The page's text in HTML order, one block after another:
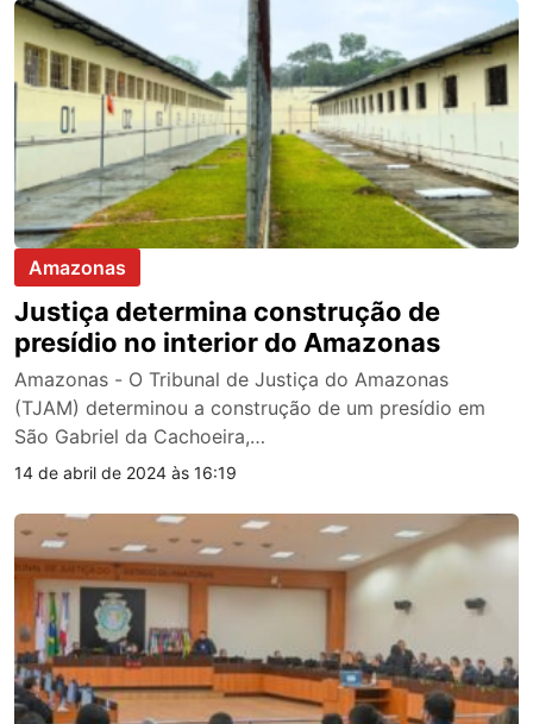
Amazonas
Justiça determina construção de
presídio no interior do Amazonas
Amazonas - O Tribunal de Justiça do Amazonas
(TJAM) determinou a construção de um presídio em
São Gabriel da Cachoeira,…
14 de abril de 2024 às 16:19